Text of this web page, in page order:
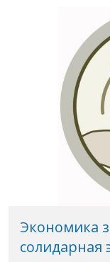
Экономика
солидарная